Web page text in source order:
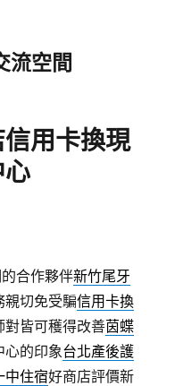
流空間
用卡換現
合作夥伴新竹尾牙
親切免受騙信用卡換
對皆可穫得改善茵蝶
心的印象台北產後護
中住宿好商店評價新